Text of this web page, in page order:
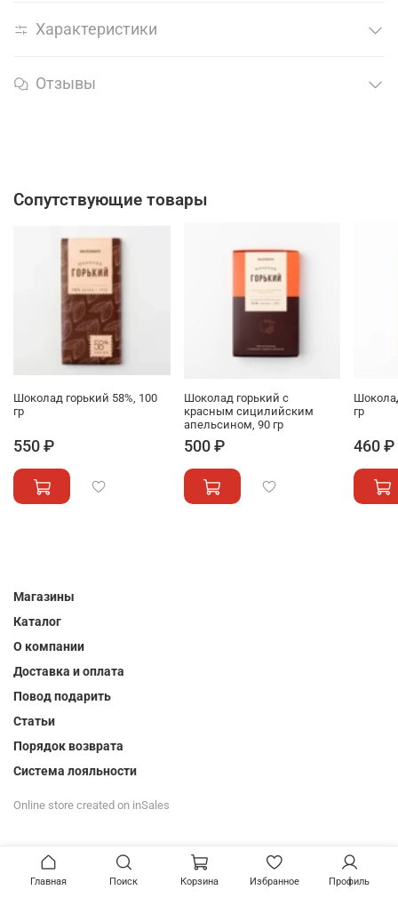
Характеристики
Отзывы
Сопутствующие товары
Шоколад горький 58%, 100
гр
550 ₽
Шоколад горький с
красным сицилийским
апельсином, 90 гр
500 ₽
гр
460 ₽
Магазины
Каталог
О компании
Доставка и оплата
Повод подарить
Статьи
Порядок возврата
Система лояльности
Online store created on inSales
Главная Поиск Корзина Избранное Профиль